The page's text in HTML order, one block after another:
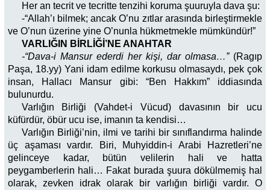
Her an tecrit ve tecritte tenzihi koruma şuuruyla dava şu:
-“Allah’ı bilmek; ancak O’nu zıtlar arasında birleştirmekle
ve O’nun üzerine yine O’nunla hükmetmekle mümkündür!”
VARLIĞIN BİRLİĞİ’NE ANAHTAR
-“Dava-i Mansur ederdi her kişi, dar olmasa…”(Ragıp
Paşa, 18.yy) Yani idam edilme korkusu olmasaydı, pek çok
insan, Hallacı Mansur gibi: “Ben Hakkım” iddiasında
bulunurdu.
Varlığın Birliği (Vahdet-i Vücud) davasının bir ucu
küfürdür, öbür ucu ise, imanın ta kendisi…
Varlığın Birliği’nin, ilmi ve tarihi bir sınıflandırma halinde
üç aşaması vardır. Biri, Muhyiddin-i Arabi Hazretleri’ne
gelinceye kadar, bütün velilerin hali ve hatta
peygamberlerin hali… Fakat burada şuura dökülmemiş hal
olarak, zevken idrak olarak bir varlığın birliği vardır. O